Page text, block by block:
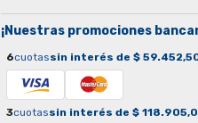
¡Nuestras promociones
6cuotassin interés de $
3cuotassin interés de $